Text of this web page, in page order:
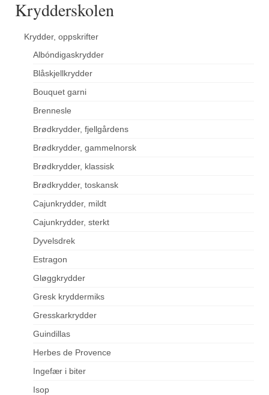
Krydderskolen
Krydder, oppskrifter
Albóndigaskrydder
Blåskjellkrydder
Bouquet garni
Brennesle
Brødkrydder, fjellgårdens
Brødkrydder, gammelnorsk
Brødkrydder, klassisk
Brødkrydder, toskansk
Cajunkrydder, mildt
Cajunkrydder, sterkt
Dyvelsdrek
Estragon
Gløggkrydder
Gresk kryddermiks
Gresskarkrydder
Guindillas
Herbes de Provence
Ingefær i biter
Isop